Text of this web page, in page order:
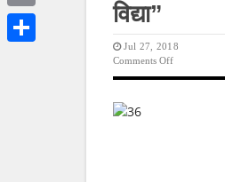
विद्या”
Jul 27, 2018
Comments OffOn
Print